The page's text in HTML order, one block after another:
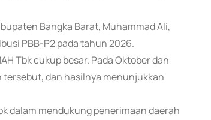
Bangka Barat, Muhammad Ali,
PBB-P2 pada tahun 2026.
Tbk cukup besar. Pada Oktober dan
tersebut, dan hasilnya menunjukkan
dalam mendukung penerimaan daerah